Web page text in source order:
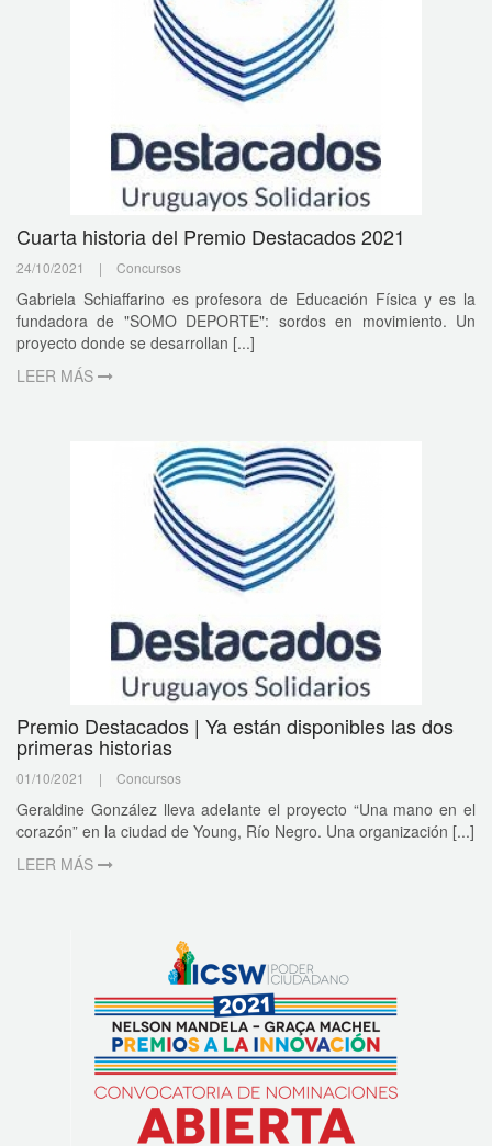
Cuarta historia del Premio Destacados 2021
24/10/2021 | Concursos
Gabriela Schiaffarino es profesora de Educación Física y es la
fundadora de "SOMO DEPORTE": sordos en movimiento. Un
proyecto donde se desarrollan [...]
LEER MÁS
Premio Destacados | Ya están disponibles las dos
primeras historias
01/10/2021 | Concursos
Geraldine González lleva adelante el proyecto “Una mano en el
corazón” en la ciudad de Young, Río Negro. Una organización [...]
LEER MÁS